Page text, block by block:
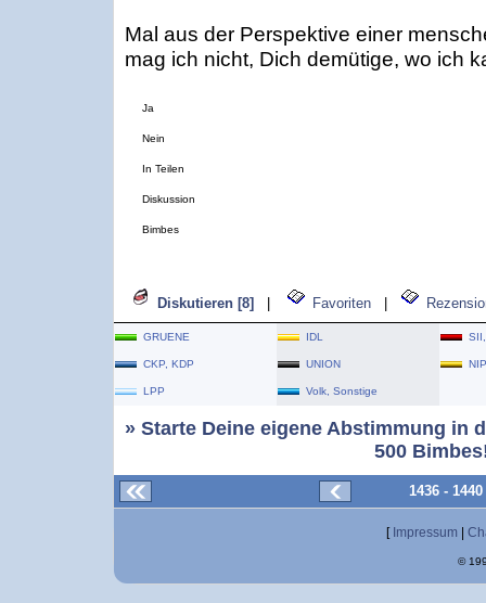
Mal aus der Perspektive einer
mag ich nicht, Dich demütige, wo ich
Ja
Nein
In Teilen
Diskussion
Bimbes
Diskutieren [8] Favoriten
GRUENE IDL
CKP, KDP UNION NIP
LPP Volk, Sonstige
» Starte Deine eigene Abstimmung in
500
1436 -
[ Impressum
©